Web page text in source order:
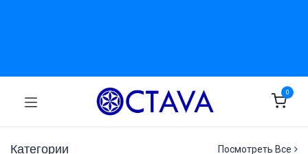
0
Категории Посмотреть Все